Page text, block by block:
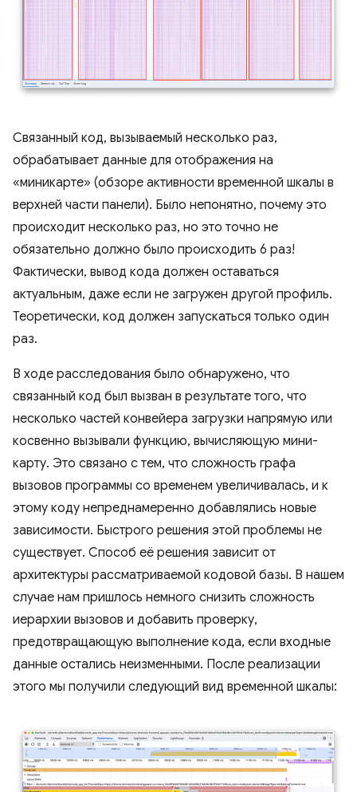
Связанный код, вызываемый несколько раз,
обрабатывает данные для отображения на
«миникарте» (обзоре активности временной шкалы в
верхней части панели). Было непонятно, почему это
происходит несколько раз, но это точно не
обязательно должно было происходить 6 раз!
Фактически, вывод кода должен оставаться
актуальным, даже если не загружен другой профиль.
Теоретически, код должен запускаться только один
раз.
В ходе расследования было обнаружено, что
связанный код был вызван в результате того, что
несколько частей конвейера загрузки напрямую или
косвенно вызывали функцию, вычисляющую мини-
карту. Это связано с тем, что сложность графа
вызовов программы со временем увеличивалась, и к
этому коду непреднамеренно добавлялись новые
зависимости. Быстрого решения этой проблемы не
существует. Способ её решения зависит от
архитектуры рассматриваемой кодовой базы. В нашем
случае нам пришлось немного снизить сложность
иерархии вызовов и добавить проверку,
предотвращающую выполнение кода, если входные
данные остались неизменными. После реализации
этого мы получили следующий вид временной шкалы: